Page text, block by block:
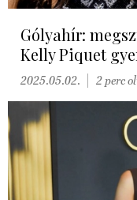
Gólyahír:
Kelly Piquet
2025.05.02. 2 perc